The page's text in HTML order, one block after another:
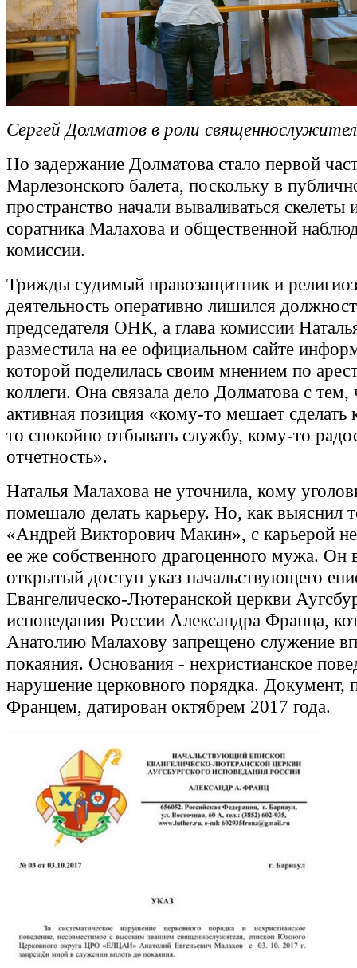
Сергей Долматов в роли
Но задержание Долматова стало первой
Марлезонского балета, поскольку в
пространство начали вываливаться скелеты
соратника Малахова и общественной
комиссии.
Трижды судимый правозащитник и
деятельность оперативно лишился
председателя ОНК, а глава комиссии
разместила на ее официальном сайте
которой поделилась своим мнением по
коллеги. Она связала дело Долматова с тем,
активная позиция «кому-то мешает сделать
то спокойно отбывать службу, кому-то
отчетность».
Наталья Малахова не уточнила, кому
помешало делать карьеру. Но, как выяснил
«Андрей Викторович Макин», с карьерой не
ее же собственного драгоценного мужа. Он
открытый доступ указ начальствующего
Евангелическо-Лютеранской церкви
исповедания России Александра Франца,
Анатолию Малахову запрещено служение
покаяния. Основания - нехристианское
нарушение церковного порядка. Документ,
Францем, датирован октябрем 2017 года.